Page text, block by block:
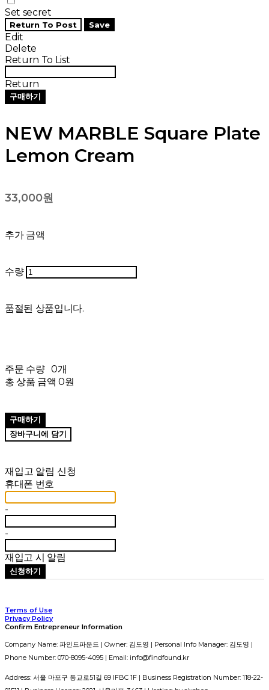
Set secret
Return To Post Save
Edit
Delete
Return To List
Return
구매하기
NEW MARBLE Square Plate
Lemon Cream
33,000원
추가 금액
수량
품절된 상품입니다.
주문 수량 0개
총 상품 금액 0원
구매하기
장바구니에 담기
재입고 알림 신청
휴대폰 번호
-
-
재입고 시 알림
신청하기
Terms of Use
Privacy Policy
Confirm Entrepreneur Information
Company Name: 파인드파운드 | Owner: 김도영 | Personal Info Manager: 김도영 |
Phone Number: 070-8095-4095 | Email: info@findfound.kr
Address: 서울 마포구 동교로51길 69 IFBC 1F | Business Registration Number: 118-22-